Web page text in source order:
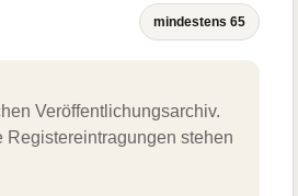
mindestens 65
Veröffentlichungsarchiv.
Registereintragungen stehen